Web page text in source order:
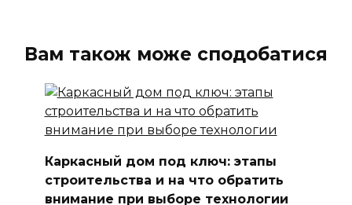
Вам також може сподобатися
Каркасный дом под ключ: этапы
строительства и на что обратить
внимание при выборе технологии